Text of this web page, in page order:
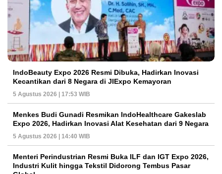
IndoBeauty Expo 2026 Resmi Dibuka, Hadirkan Inovasi
Kecantikan dari 8 Negara di JIExpo Kemayoran
5 Agustus 2026 | 17:53 WIB
Menkes Budi Gunadi Resmikan IndoHealthcare Gakeslab
Expo 2026, Hadirkan Inovasi Alat Kesehatan dari 9 Negara
5 Agustus 2026 | 14:40 WIB
Menteri Perindustrian Resmi Buka ILF dan IGT Expo 2026,
Industri Kulit hingga Tekstil Didorong Tembus Pasar